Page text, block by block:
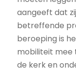
aangeeft dat
betreffende
beroeping is
mobiliteit mee
de kerk en